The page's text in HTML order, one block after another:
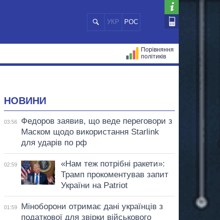
УКР РОС
Порівняння
політиків
НОВИНИ
03:56
Федоров заявив, що веде переговори з
Маском щодо використання Starlink
для ударів по рф
02:59
«Нам теж потрібні ракети»:
Трамп прокоментував запит
України на Patriot
01:59
Міноборони отримає дані українців з
податкової для звірки військового